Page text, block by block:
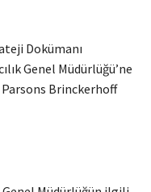
Dokümanı
Genel Müdürlüğü’ne
Brinckerhoff